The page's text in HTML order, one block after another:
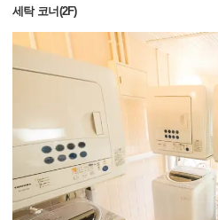
세탁 코너(2F)